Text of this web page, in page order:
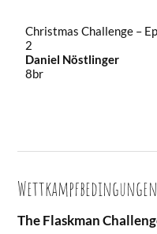
Christmas Challenge –
2
Daniel Nöstlinger
8br
Wettkampfbedingungen
The Flaskman